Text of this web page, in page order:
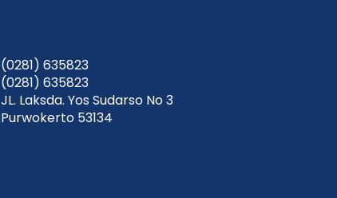
(0281) 635823
(0281) 635823
JL. Laksda. Yos Sudarso No 3
Purwokerto 53134